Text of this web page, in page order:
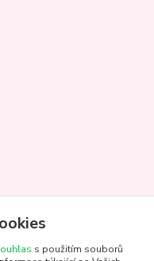
s použitím souborů